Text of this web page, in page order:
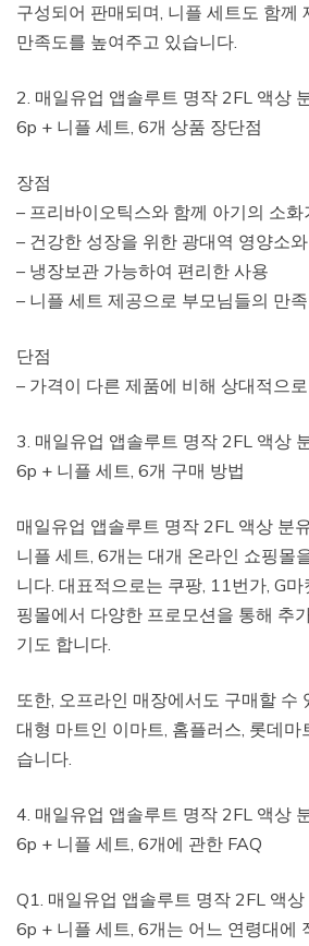
구성되어 판매되며, 니플 세트도 함께
만족도를 높여주고 있습니다.
2. 매일유업 앱솔루트 명작 2FL 액상
6p + 니플 세트, 6개 상품 장단점
장점
– 프리바이오틱스와 함께 아기의 소화
– 건강한 성장을 위한 광대역 영양소
– 냉장보관 가능하여 편리한 사용
– 니플 세트 제공으로 부모님들의 만
단점
– 가격이 다른 제품에 비해 상대적으
3. 매일유업 앱솔루트 명작 2FL 액상
6p + 니플 세트, 6개 구매 방법
매일유업 앱솔루트 명작 2FL 액상 분
니플 세트, 6개는 대개 온라인 쇼핑몰
니다. 대표적으로는 쿠팡, 11번가, G
핑몰에서 다양한 프로모션을 통해 추
기도 합니다.
또한, 오프라인 매장에서도 구매할 수
대형 마트인 이마트, 홈플러스, 롯데마
습니다.
4. 매일유업 앱솔루트 명작 2FL 액상
6p + 니플 세트, 6개에 관한 FAQ
Q1. 매일유업 앱솔루트 명작 2FL 액
6p + 니플 세트, 6개는 어느 연령대에